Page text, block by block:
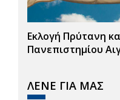
Εκλογή Πρύτανη
Πανεπιστημίου
ΛΕΝΕ ΓΙΑ ΜΑΣ